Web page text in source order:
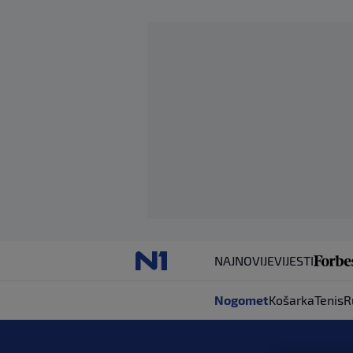
NAJNOVIJEVIJESTI
NogometKošarkaTenis